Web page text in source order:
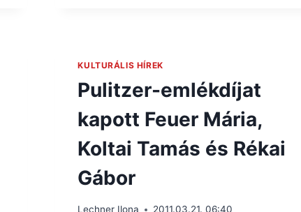
KULTURÁLIS HÍREK
Pulitzer-emlékdíjat
kapott Feuer Mária,
Koltai Tamás és Rékai
Gábor
Lechner Ilona 2011.03.21. 06:40